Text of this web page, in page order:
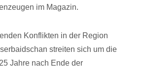
im Magazin.
Konflikten in der Region
streiten sich um die
Jahre nach Ende der